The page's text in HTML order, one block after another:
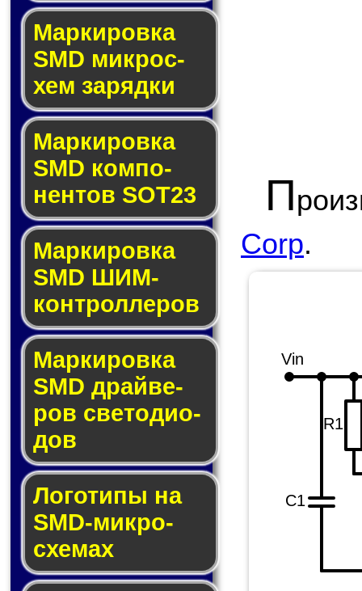
Маркировка
SMD мик­рос­
хем за­ряд­ки
Маркировка
SMD ком­по­
нен­тов SOT23
Маркировка
SMD ШИМ-
кон­трол­ле­ров
Маркировка
SMD драй­ве­
ров све­то­ди­о­
дов
Логотипы на
SMD-мик­ро­
схе­мах
П
Corp.
C1
Vin
R1